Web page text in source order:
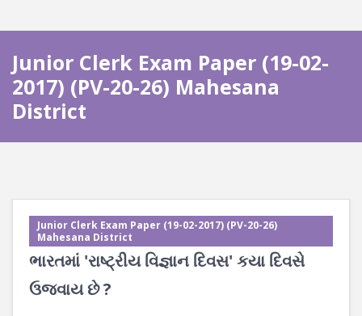
Junior Clerk Exam Paper (19-02-
2017) (PV-20-26) Mahesana
District
Junior Clerk Exam Paper (19-02-2017) (PV-20-26)
Mahesana District
ભારતમાં 'રાષ્ટ્રીય વિજ્ઞાન દિવસ' કયા દિવસે
ઉજવાય છે ?